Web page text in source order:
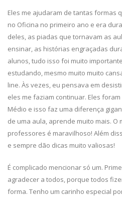
Eles me ajudaram de tantas formas
no Oficina no primeiro ano e era
deles, as piadas que tornavam as
ensinar, as histórias engraçadas
alunos, tudo isso foi muito
estudando, mesmo muito muito
line. Às vezes, eu pensava em
eles me faziam continuar. Eles
Médio e isso faz uma diferença
de uma aula, aprende muito mais. O
professores é maravilhoso! Além
e sempre dão dicas muito valiosas!
É complicado mencionar só um.
agradecer a todos, porque todos
forma. Tenho um carinho especial